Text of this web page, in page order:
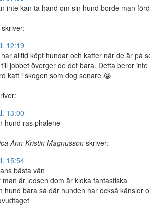
inte kan ta hand om sin hund borde man
skriver:
12:19
alltid köpt hundar och katter när de är på
jobbet överger de det bara. Detta beror
katt i skogen som dog senare.😭
13:00
hund ras phalene
Ann-Kristin Magnussonskriver:
15:54
bästa vän
man är ledsen dom är kloka fantastiska
hund bara så där hunden har också känslor